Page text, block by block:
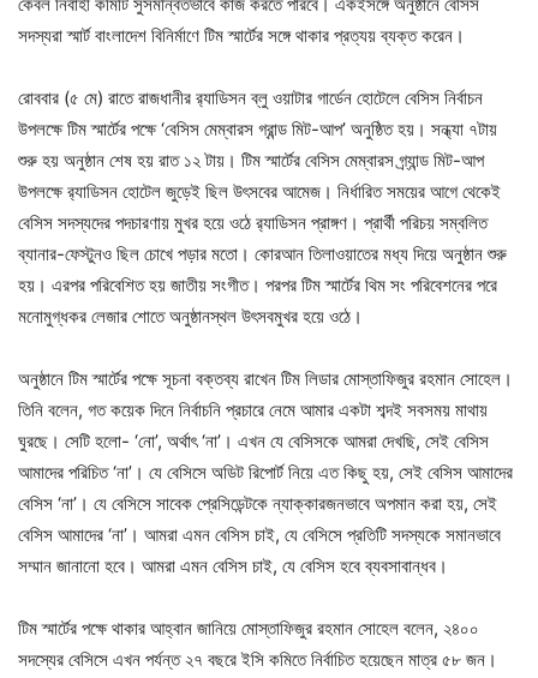
কেবল নির্বাহী কমিটি সুসমন্বিতভাবে কাজ করতে পারবে। একইসঙ্গে অনুষ্ঠানে বেসিস
সদস্যরা স্মার্ট বাংলাদেশ বিনির্মাণে টিম স্মার্টের সঙ্গে থাকার প্রত্যয় ব্যক্ত করেন।
রোববার (৫ মে) রাতে রাজধানীর র‍্যাডিসন ব্লু ওয়াটার গার্ডেন হোটেলে বেসিস নির্বাচন
উপলক্ষে টিম স্মার্টের পক্ষে ‘বেসিস মেম্বারস গ্রান্ড মিট-আপ’ অনুষ্ঠিত হয়। সন্ধ্যা ৭টায়
শুরু হয় অনুষ্ঠান শেষ হয় রাত ১২ টায়। টিম স্মার্টের বেসিস মেম্বারস গ্র্যান্ড মিট-আপ
উপলক্ষে র‌্যাডিসন হোটেল জুড়েই ছিল উৎসবের আমেজ। নির্ধারিত সময়ের আগে থেকেই
বেসিস সদস্যদের পদচারণায় মুখর হয়ে ওঠে র‌্যাডিসন প্রাঙ্গণ। প্রার্থী পরিচয় সম্বলিত
ব্যানার-ফেস্টুনও ছিল চোখে পড়ার মতো। কোরআন তিলাওয়াতের মধ্য দিয়ে অনুষ্ঠান শুরু
হয়। এরপর পরিবেশিত হয় জাতীয় সংগীত। পরপর টিম স্মার্টের থিম সং পরিবেশনের পরে
মনোমুগ্ধকর লেজার শোতে অনুষ্ঠানস্থল উৎসবমুখর হয়ে ওঠে।
অনুষ্ঠানে টিম স্মার্টের পক্ষে সূচনা বক্তব্য রাখেন টিম লিডার মোস্তাফিজুর রহমান সোহেল।
তিনি বলেন, গত কয়েক দিনে নির্বাচনি প্রচারে নেমে আমার একটা শব্দই সবসময় মাথায়
ঘুরছে। সেটি হলো- ‘নো’, অর্থাৎ ‘না’। এখন যে বেসিসকে আমরা দেখছি, সেই বেসিস
আমাদের পরিচিত ‘না’। যে বেসিসে অডিট রিপোর্ট নিয়ে এত কিছু হয়, সেই বেসিস আমাদের
বেসিস ‘না’। যে বেসিসে সাবেক প্রেসিডেন্টকে ন্যাক্কারজনভাবে অপমান করা হয়, সেই
বেসিস আমাদের ‘না’। আমরা এমন বেসিস চাই, যে বেসিসে প্রতিটি সদস্যকে সমানভাবে
সম্মান জানানো হবে। আমরা এমন বেসিস চাই, যে বেসিস হবে ব্যবসাবান্ধব।
টিম স্মার্টের পক্ষে থাকার আহ্বান জানিয়ে মোস্তাফিজুর রহমান সোহেল বলেন, ২৪০০
সদস্যের বেসিসে এখন পর্যন্ত ২৭ বছরে ইসি কমিতে নির্বাচিত হয়েছেন মাত্র ৫৮ জন।